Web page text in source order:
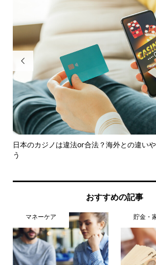

日本のカジノは違法or合法？海外との違い
う
おすすめの記事
マネーケア 貯金・